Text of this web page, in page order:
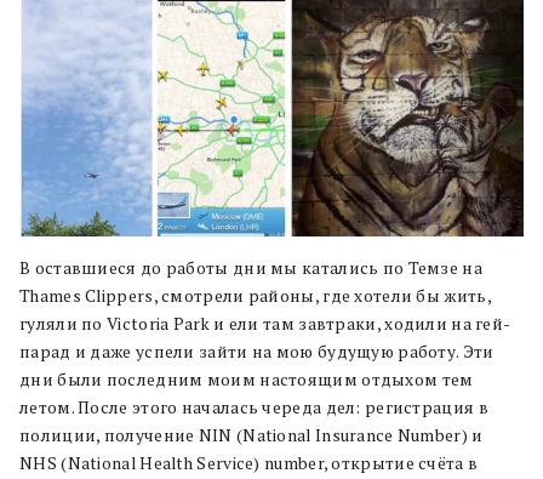
В оставшиеся до работы дни мы катались по Темзе на
Thames Clippers, смотрели районы, где хотели бы жить,
гуляли по Victoria Park и ели там завтраки, ходили на гей-
парад и даже успели зайти на мою будущую работу. Эти
дни были последним моим настоящим отдыхом тем
летом. После этого началась череда дел: регистрация в
полиции, получение NIN (National Insurance Number) и
NHS (National Health Service) number, открытие счёта в